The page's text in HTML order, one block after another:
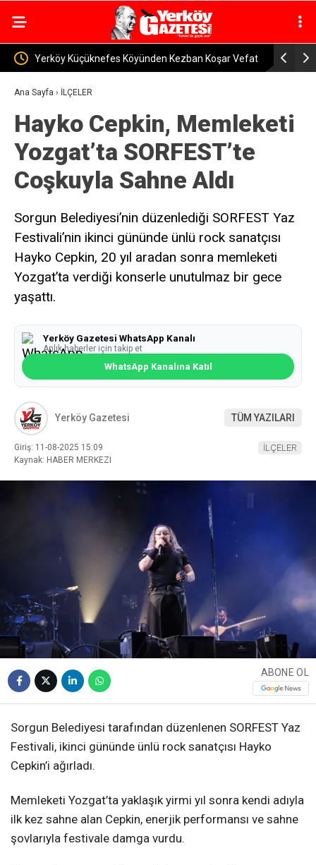
Koşar Vefat Yozgat’ta Kaybolan 170 Küçükbaş Hayvan
Ana Sayfa › İLÇELER
Hayko Cepkin, Memleketi
Yozgat’ta SORFEST’te
Coşkuyla Sahne Aldı
Sorgun Belediyesi’nin düzenlediği SORFEST Yaz
Festivali’nin ikinci gününde ünlü rock sanatçısı
Hayko Cepkin, 20 yıl aradan sonra memleketi
Yozgat’ta verdiği konserle unutulmaz bir gece
yaşattı.
Yerköy Gazetesi WhatsApp Kanalı
Anlık haberler için takip et
WhatsApp Kanalına Katıl
Yerköy Gazetesi TÜM YAZILARI
Giriş: 11-08-2025 15:09
Kaynak: HABER MERKEZI
İLÇELER
ABONE OL
Sorgun Belediyesi tarafından düzenlenen SORFEST Yaz
Festivali, ikinci gününde ünlü rock sanatçısı Hayko
Cepkin’i ağırladı.
Memleketi Yozgat’ta yaklaşık yirmi yıl sonra kendi adıyla
ilk kez sahne alan Cepkin, enerjik performansı ve sahne
şovlarıyla festivale damga vurdu.